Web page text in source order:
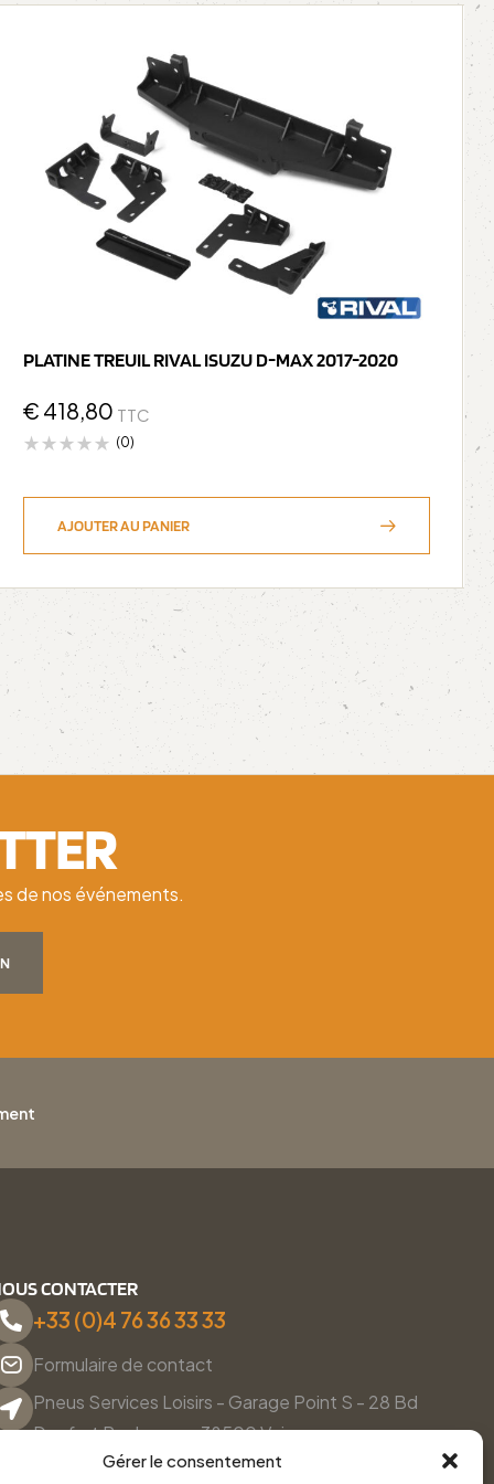
Gérer le consentement
PLATINE TREUIL RIVAL ISUZU D-MAX 2017-2020
€ 418,80 TTC
(0)
AJOUTER AU PANIER
de nos événements.
CONTACTER
+33 (0)4 76 36 33 33
Formulaire de contact
Pneus Services Loisirs - Garage Point S - 28 Bd
Denfert Rochereau, 38500 Voiron
Du lundi au vendredi, de 8h30 à 12h00 et de 14h00 à